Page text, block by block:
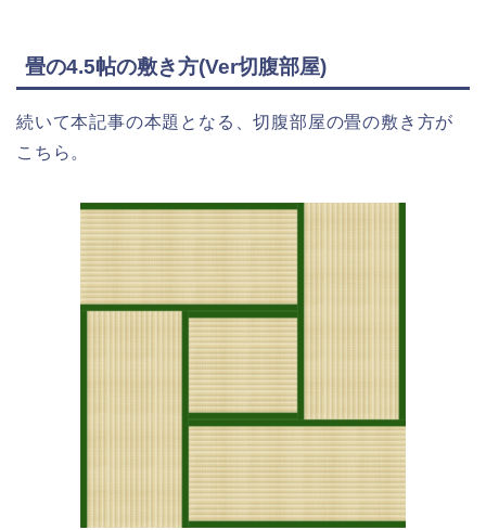
畳の4.5帖の敷き方(Ver切腹部屋)
続いて本記事の本題となる、切腹部屋の畳の敷き方が
こちら。